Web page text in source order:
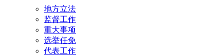
地方立法
监督工作
重大事项
选举任免
代表工作